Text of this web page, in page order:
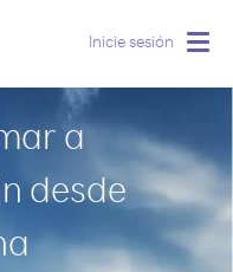
Inicie sesión
a
desde